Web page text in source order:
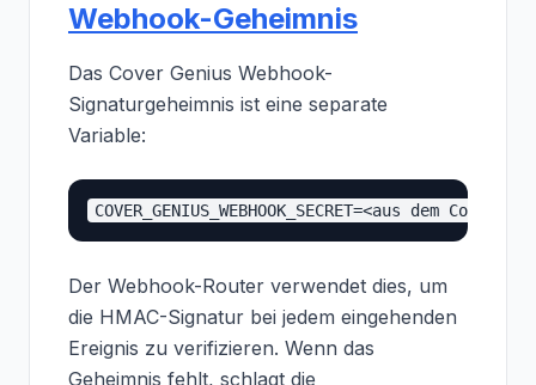
Webhook-Geheimnis
Das Cover Genius Webhook-
Signaturgeheimnis ist eine separate
Variable:
Der Webhook-Router verwendet dies, um
die HMAC-Signatur bei jedem eingehenden
Ereignis zu verifizieren. Wenn das
Geheimnis fehlt, schlagt die